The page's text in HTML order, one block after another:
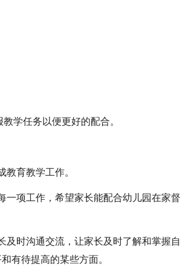
学任务以便更好的配合。
育教学工作。
一项工作，希望家长能配合幼儿园在家督
及时沟通交流，让家长及时了解和掌握自
有待提高的某些方面。